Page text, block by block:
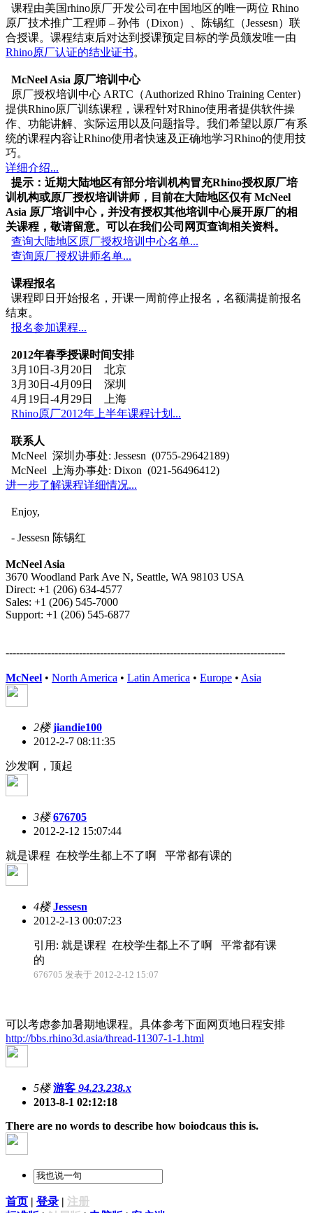
课程由美国rhino原厂开发公司在中国地区的唯一两位 Rhino
原厂技术推广工程师 – 孙伟（Dixon）、陈锡红（Jessesn）联
合授课。课程结束后对达到授课预定目标的学员颁发唯一由
Rhino原厂认证的结业证书。
McNeel Asia 原厂培训中心
原厂授权培训中心 ARTC（Authorized Rhino Training Center）
提供Rhino原厂训练课程，课程针对Rhino使用者提供软件操
作、功能讲解、实际运用以及问题指导。我们希望以原厂有系
统的课程内容让Rhino使用者快速及正确地学习Rhino的使用技
巧。
详细介绍...
提示：近期大陆地区有部分培训机构冒充Rhino授权原厂培
训机构或原厂授权培训讲师，目前在大陆地区仅有 McNeel
Asia 原厂培训中心，并没有授权其他培训中心展开原厂的相
关课程，敬请留意。可以在我们公司网页查询相关资料。
查询大陆地区原厂授权培训中心名单...
查询原厂授权讲师名单...
课程报名
课程即日开始报名，开课一周前停止报名，名额满提前报名
结束。
报名参加课程...
2012年春季授课时间安排
3月10日-3月20日 北京
3月30日-4月09日 深圳
4月19日-4月29日 上海
Rhino原厂2012年上半年课程计划...
联系人
McNeel 深圳办事处: Jessesn (0755-29642189)
McNeel 上海办事处: Dixon (021-56496412)
进一步了解课程详细情况...
Enjoy,
- Jessesn 陈锡红
McNeel Asia
3670 Woodland Park Ave N, Seattle, WA 98103 USA
Direct: +1 (206) 634-4577
Sales: +1 (206) 545-7000
Support: +1 (206) 545-6877
--------------------------------------------------------------------------------
McNeel • North America • Latin America • Europe • Asia
2楼 jiandie100
2012-2-7 08:11:35
沙发啊，顶起
3楼 676705
2012-2-12 15:07:44
就是课程 在校学生都上不了啊 平常都有课的
4楼 Jessesn
2012-2-13 00:07:23
引用: 就是课程 在校学生都上不了啊 平常都有课
的
676705 发表于 2012-2-12 15:07
可以考虑参加暑期地课程。具体参考下面网页地日程安排
http://bbs.rhino3d.asia/thread-11307-1-1.html
5楼 游客 94.23.238.x
2013-8-1 02:12:18
There are no words to describe how boiodcaus this is.
首页 | 登录 | 注册